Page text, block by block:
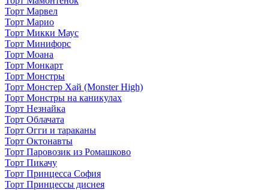
Торт Марвел
Торт Марио
Торт Микки Маус
Торт Минифорс
Торт Моана
Торт Монкарт
Торт Монстры
Торт Монстер Хай (Monster High)
Торт Монстры на каникулах
Торт Незнайка
Торт Облачата
Торт Огги и тараканы
Торт Октонавты
Торт Паровозик из Ромашково
Торт Пикачу
Торт Принцесса София
Торт Принцессы диснея